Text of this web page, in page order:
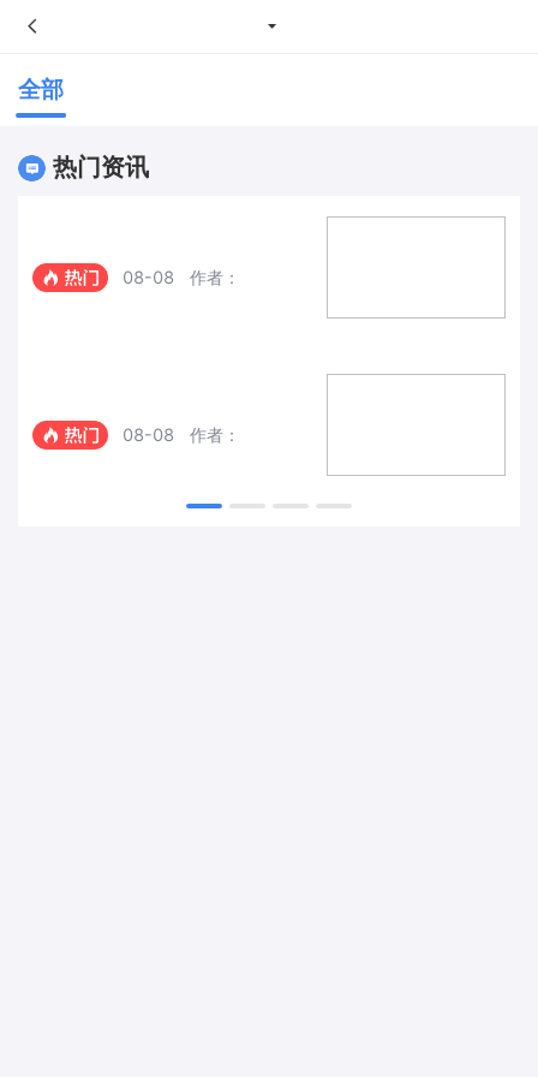
全部
热门资讯
08-08 作者：
08-08 作者：